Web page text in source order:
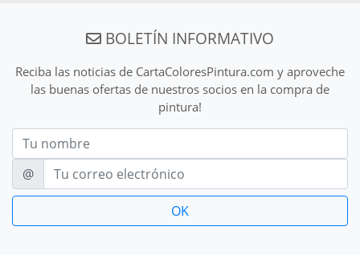
BOLETÍN INFORMATIVO
Reciba las noticias de CartaColoresPintura.com y aproveche
las buenas ofertas de nuestros socios en la compra de
pintura!
Nom
E-mail
@